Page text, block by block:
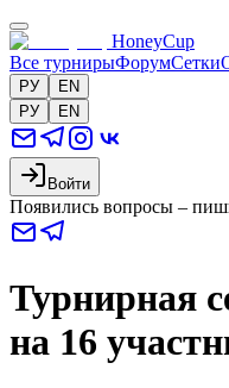
HoneyCup
Все турнирыФорумСетки
РУ
EN
РУ
EN
Войти
Появились вопросы –
Турнирная
на 16